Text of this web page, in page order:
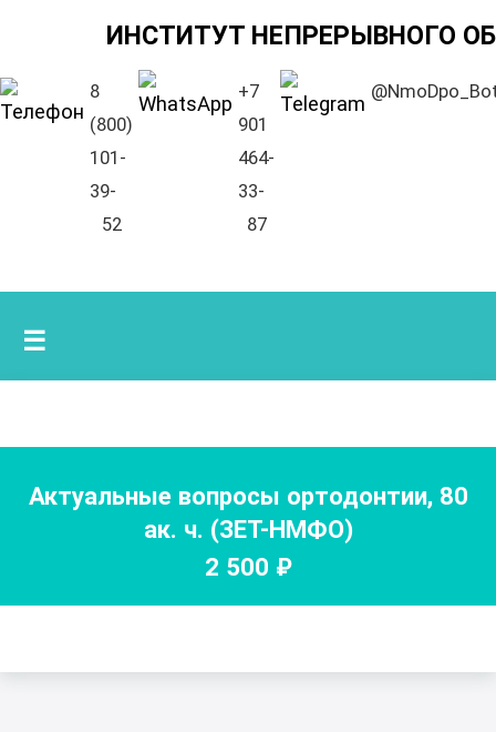
ИНСТИТУТ НЕПРЕРЫВНОГО
8
(800)
101-
39-
52
+7
901
464-
33-
87
☰
Актуальные вопросы ортодонтии, 80
ак. ч. (ЗЕТ-НМФО)
2 500 ₽